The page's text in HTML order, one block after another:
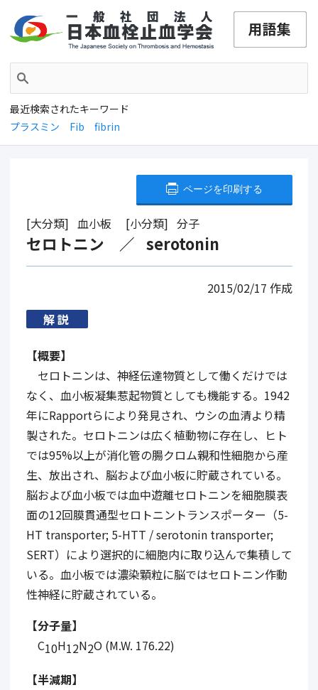
最近検索されたキーワード
プラスミン
Fib fibrin
大分類 血小板 小分類 分子
セロトニン serotonin
ページを印刷する
2015/02/17 作成
解説
【概要】
セロトニンは、神経伝達物質として働くだけでは
なく、血小板凝集惹起物質としても機能する。1942
年にRapportらにより発見され、ウシの血清より精
製された。セロトニンは広く植動物に存在し、ヒト
では95%以上が消化管の腸クロム親和性細胞から産
生、放出され、脳および血小板に貯蔵されている。
脳および血小板では血中遊離セロトニンを細胞膜表
面の12回膜貫通型セロトニントランスポーター（5-
HT transporter; 5-HTT / serotonin transporter;
SERT）により選択的に細胞内に取り込んで集積して
いる。血小板では濃染顆粒に脳ではセロトニン作動
性神経に貯蔵されている。
【分子量】
C10H12N2O (M.W. 176.22)
【半減期】